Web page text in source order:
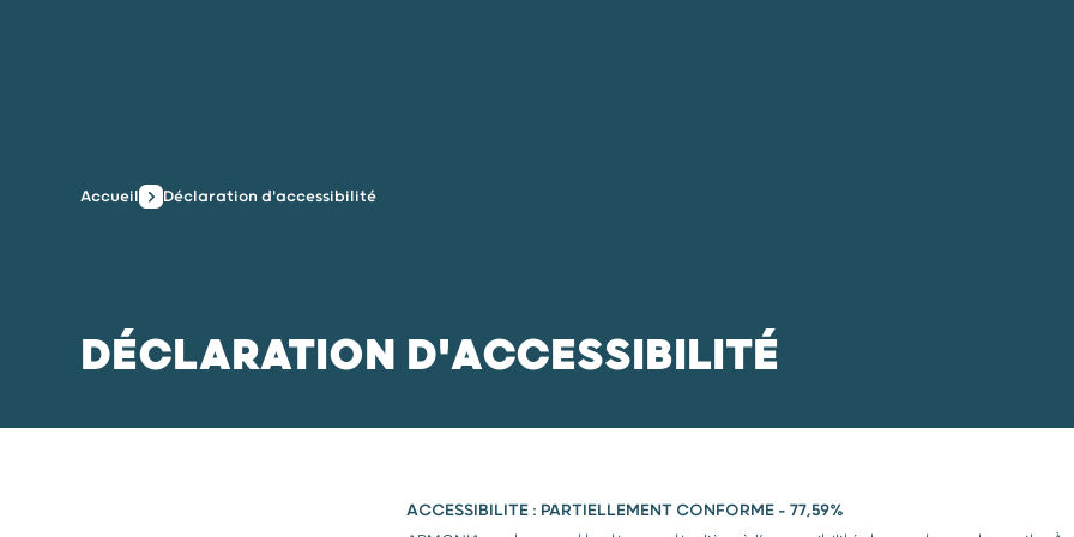
Accueil Déclaration d'accessibilité
DÉCLARATION D'ACCESSIBILITÉ
ACCESSIBILITE : PARTIELLEMENT CONFORME - 77,59%